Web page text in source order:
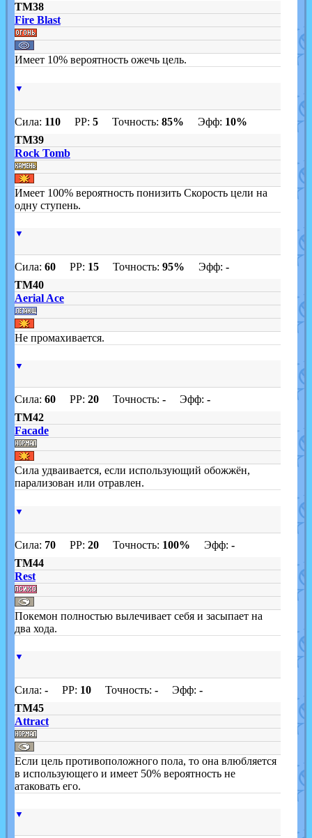
TM38
Fire Blast
Имеет 10% вероятность ожечь цель.
▼
Сила: 110PP: 5Точность: 85% Эфф: 10%
TM39
Rock Tomb
Имеет 100% вероятность понизить Скорость цели на
одну ступень.
▼
Сила: 60PP: 15Точность: 95% Эфф: -
TM40
Aerial Ace
Не промахивается.
▼
Сила: 60PP: 20Точность: -Эфф: -
TM42
Facade
Сила удваивается, если использующий обожжён,
парализован или отравлен.
▼
Сила: 70PP: 20Точность: 100% Эфф: -
TM44
Rest
Покемон полностью вылечивает себя и засыпает на
два хода.
▼
Сила: -PP: 10Точность: -Эфф: -
TM45
Attract
Если цель противоположного пола, то она влюбляется
в использующего и имеет 50% вероятность не
атаковать его.
▼